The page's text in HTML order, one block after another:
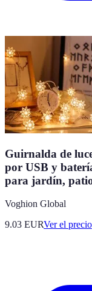
Guirnalda de
por USB y
para jardín,
Voghion Global
9.03 EURVer el precio